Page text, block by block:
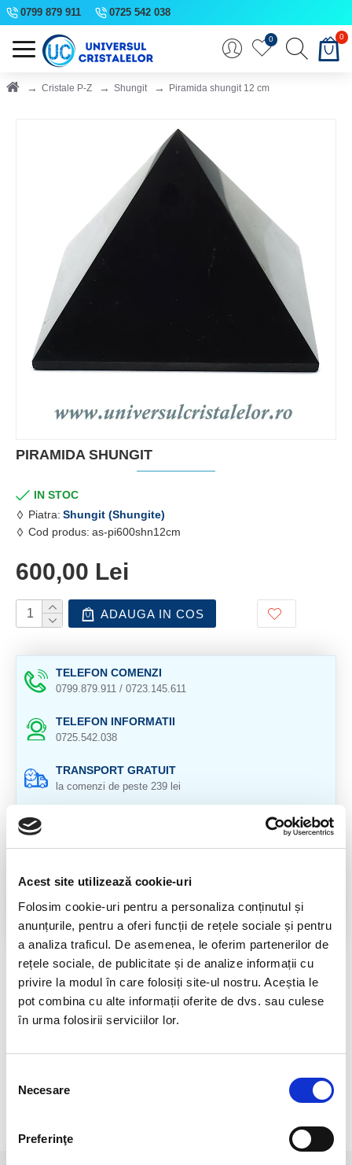
Acest site utilizează cookie-uri
Folosim cookie-uri pentru a personaliza conținutul și
anunțurile, pentru a oferi funcții de rețele sociale și pentru
a analiza traficul. De asemenea, le oferim partenerilor de
rețele sociale, de publicitate și de analize informații cu
privire la modul în care folosiți site-ul nostru. Aceștia le
pot combina cu alte informații oferite de dvs. sau culese
în urma folosirii serviciilor lor.
consimțământului
Necesare
Preferinţe
0799 879 911 0725 542 038
0 0
Cristale P-Z Shungit Piramida shungit 12 cm
PIRAMIDA SHUNGIT
IN STOC
Piatra: Shungit (Shungite)
Cod produs: as-pi600shn12cm
600,00 Lei
ADAUGA IN COS
TELEFON COMENZI
0799.879.911 / 0723.145.611
TELEFON INFORMATII
0725.542.038
TRANSPORT GRATUIT
la comenzi de peste 239 lei
in 14 zile si banii inapoi
GARANTIE PRODUSE
pentru toate produsele
DESCRIERE PRODUS
Piramida shungit (Shungite)